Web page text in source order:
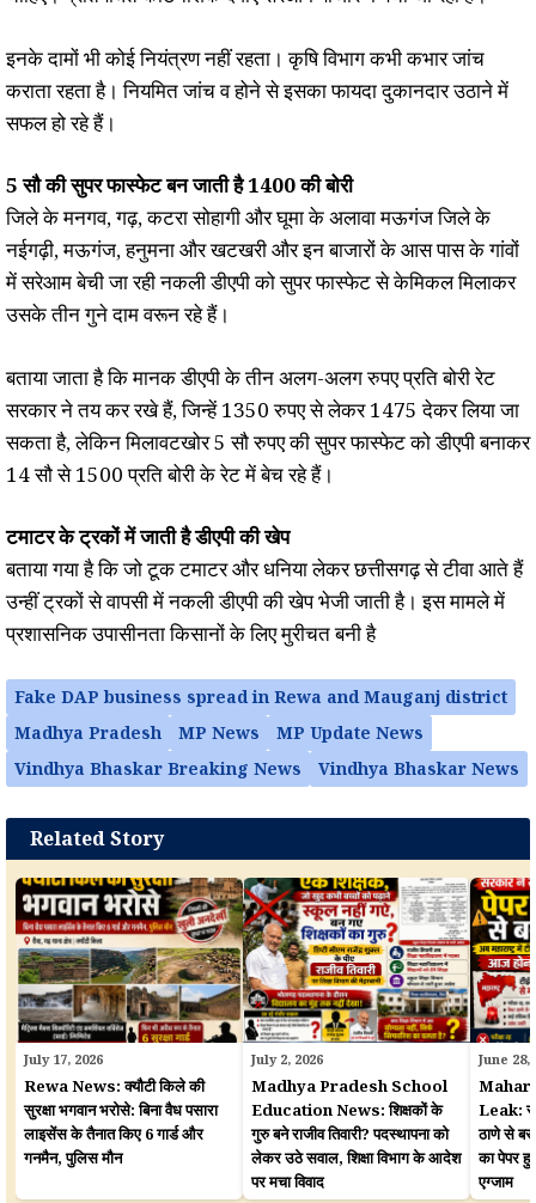
इनके दामों भी कोई नियंत्रण नहीं रहता। कृषि विभाग कभी कभार जांच
कराता रहता है। नियमित जांच व होने से इसका फायदा दुकानदार उठाने में
सफल हो रहे हैं।
5 सौ की सुपर फास्फेट बन जाती है 1400 की बोरी
जिले के मनगव, गढ़, कटरा सोहागी और घूमा के अलावा मऊगंज जिले के
नईगढ़ी, मऊगंज, हनुमना और खटखरी और इन बाजारों के आस पास के गांवों
में सरेआम बेची जा रही नकली डीएपी को सुपर फास्फेट से केमिकल मिलाकर
उसके तीन गुने दाम वरून रहे हैं।
बताया जाता है कि मानक डीए‌पी के तीन अलग-अलग रुपए प्रति बोरी रेट
सरकार ने तय कर रखे हैं, जिन्हें 1350 रुपए से लेकर 1475 देकर लिया जा
सकता है, लेकिन मिलावटखोर 5 सौ रुपए की सुपर फास्फेट को डीएपी बनाकर
14 सौ से 1500 प्रति बोरी के रेट में बेच रहे हैं।
टमाटर के ट्रकों में जाती है डीएपी की खेप
बताया गया है कि जो टूक टमाटर और धनिया लेकर छत्तीसगढ़ से टीवा आते हैं
उन्हीं ट्रकों से वापसी में नकली डीएपी की खेप भेजी जाती है। इस मामले में
प्रशासनिक उपासीनता किसानों के लिए मुरीचत बनी है
Fake DAP business spread in Rewa and Mauganj district
Madhya Pradesh
MP News
MP Update News
Vindhya Bhaskar Breaking News
Vindhya Bhaskar News
Related Story
July 17, 2026
Rewa News: क्यौटी किले की
सुरक्षा भगवान भरोसे: बिना वैध पसारा
लाइसेंस के तैनात किए 6 गार्ड और
गनमैन, पुलिस मौन
July 2, 2026
Madhya Pradesh School
Education News: शिक्षकों के
गुरु बने राजीव तिवारी? पदस्थापना को
लेकर उठे सवाल, शिक्षा विभाग के आदेश
पर मचा विवाद
June 28,
Leak:
ठाणे से
का पेपर
एग्जाम